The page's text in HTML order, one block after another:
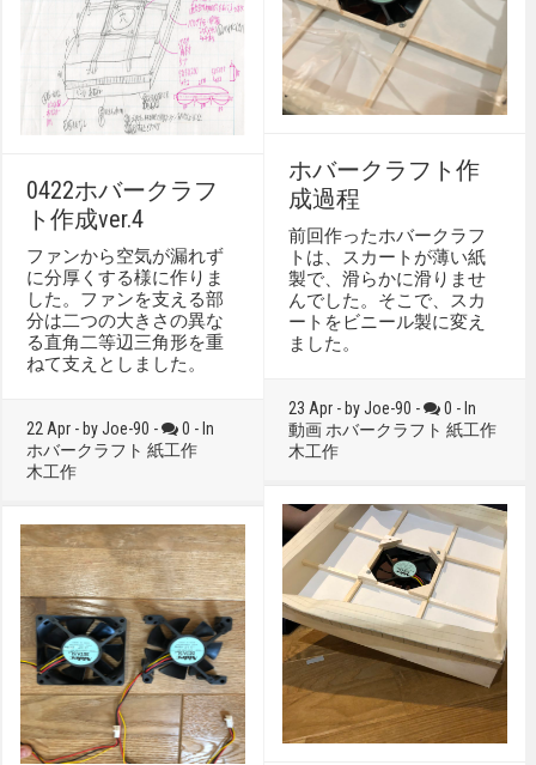
ホバークラフト作
成過程
前回作ったホバークラフ
トは、スカートが薄い紙
製で、滑らかに滑りませ
んでした。そこで、スカ
ートをビニール製に変え
ました。
23 Apr - by Joe-90 -
0 - In
動画 ホバークラフト 紙工作
木工作
0422ホバークラフ
ト作成ver.4
ファンから空気が漏れず
に分厚くする様に作りま
した。ファンを支える部
分は二つの大きさの異な
る直角二等辺三角形を重
ねて支えとしました。
22 Apr - by Joe-90 -
0 - In
ホバークラフト 紙工作
木工作